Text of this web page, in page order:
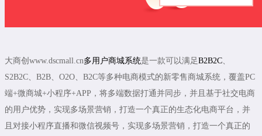
大商创www.dscmall.cn多用户商城系统是一款可以满足B2B2C
S2B2C、B2B、O2O、B2C等多种电商模式的新零售商城系统，覆盖PC
端+微商城+小程序+APP，将多端数据打通并同步，并且基于社交电商
的用户优势，实现多场景营销，打造一个真正的生态化电商平台，并
且对接小程序直播和微信视频号，实现多场景营销，打造一个真正的